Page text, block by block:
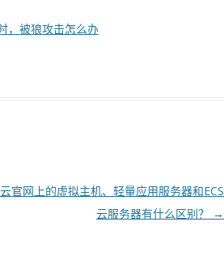
，被狼攻击怎么办
官网上的虚拟主机、轻量应用服务器和ECS
云服务器有什么区别？
→